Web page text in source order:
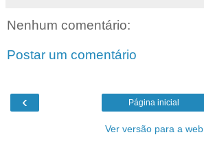
Nenhum comentário:
Postar um comentário
‹ Página inicial
Ver versão para a web